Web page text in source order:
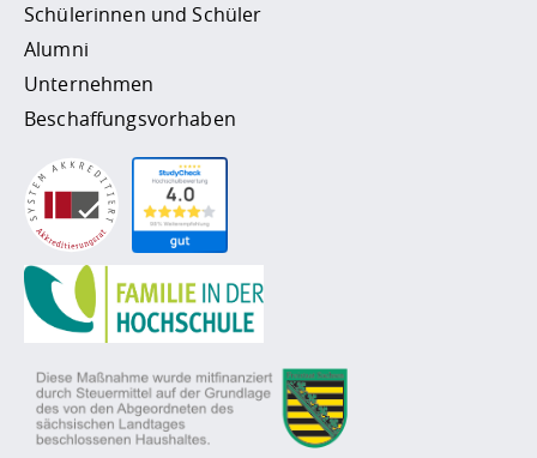
Schülerinnen und Schüler
Alumni
Unternehmen
Beschaffungsvorhaben